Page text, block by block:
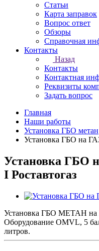
Статьи
Карта заправок
Вопрос ответ
Обзоры
Справочная
Контакты
Назад
Контакты
Контактная
Реквизиты
Задать вопрос
Главная
Наши работы
Установка ГБО метан
Установка ГБО на
Установка ГБО
I Роставтогаз
Установка ГБО МЕТАН на
Оборудование OMVL, 5
литров.